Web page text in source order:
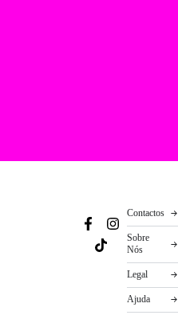
Contactos
Sobre
Nós
Legal
Ajuda